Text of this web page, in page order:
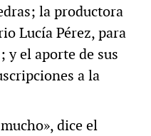
la productora
Lucía Pérez, para
y el aporte de sus
a la
dice el